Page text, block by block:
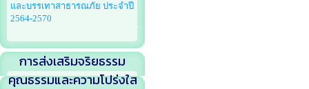
และบรรเทาสาธารณภัย ประจำปี
2564-2570
การส่งเสริมจริยธรรม
คุณธรรมและความโปร่งใส